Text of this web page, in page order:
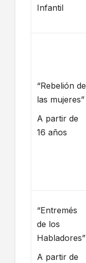
Infantil
“Rebelión de
las mujeres”
A partir de
16 años
“Entremés
de los
Habladores”
A partir de